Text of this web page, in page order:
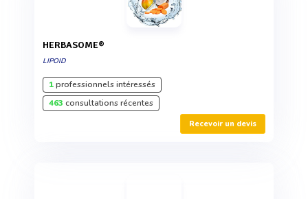
HERBASOME®
LIPOID
1professionnels intéressés
463 consultations récentes
Recevoir un devis